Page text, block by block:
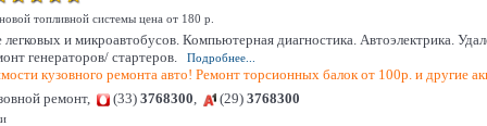
топливной системы цена от 180 р.
и микроавтобусов. Компьютерная диагностика. Автоэлектрика.
генераторов/ стартеров.
Подробнее...
кузовного ремонта авто! Ремонт торсионных балок от 100р. и другие
ремонт, (33) 3768300, (29) 3768300